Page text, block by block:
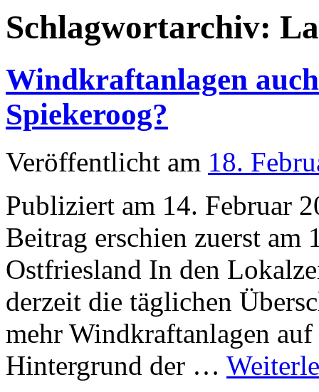
Schlagwortarchiv:
Windkraftanlagen
Spiekeroog?
Veröffentlicht am 18.
Publiziert am 14. Februar
Beitrag erschien zuerst am
Ostfriesland In den
derzeit die täglichen
mehr Windkraftanlagen
Hintergrund der …